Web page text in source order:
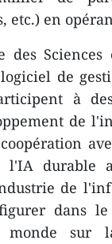
etc.) en
des
de
à
de
l'IA durable
de
dans
sur